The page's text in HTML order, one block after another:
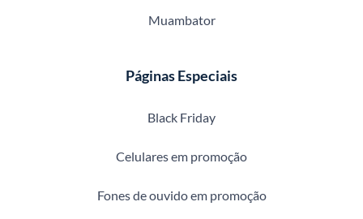
Muambator
Páginas Especiais
Black Friday
Celulares em promoção
Fones de ouvido em promoção